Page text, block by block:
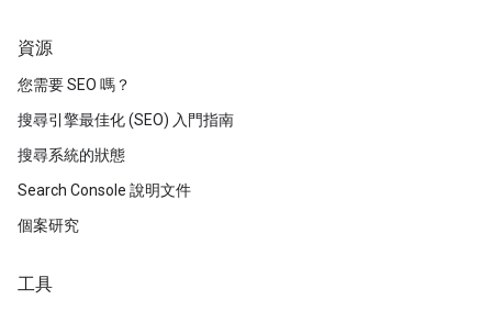
資源
您需要 SEO 嗎？
搜尋引擎最佳化 (SEO) 入門指南
搜尋系統的狀態
Search Console 說明文件
個案研究
工具